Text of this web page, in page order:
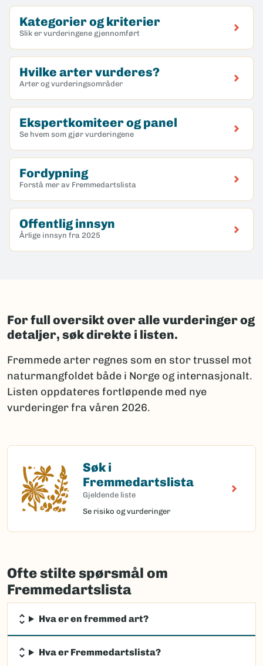
Kategorier og kriterier
Slik er vurderingene gjennomført
Hvilke arter vurderes?
Arter og vurderingsområder
Ekspertkomiteer og panel
Se hvem som gjør vurderingene
Fordypning
Forstå mer av Fremmedartslista
Offentlig innsyn
Årlige innsyn fra 2025
For full oversikt over alle vurderinger og
detaljer, søk direkte i listen.
Fremmede arter regnes som en stor trussel mot
naturmangfoldet både i Norge og internasjonalt.
Listen oppdateres fortløpende med nye
vurderinger fra våren 2026.
Søk i
Fremmedartslista
Gjeldende liste
Se risiko og vurderinger
Søk i Fremmedartslista
Ofte stilte spørsmål om
Fremmedartslista
Hva er en fremmed art?
Hva er Fremmedartslista?